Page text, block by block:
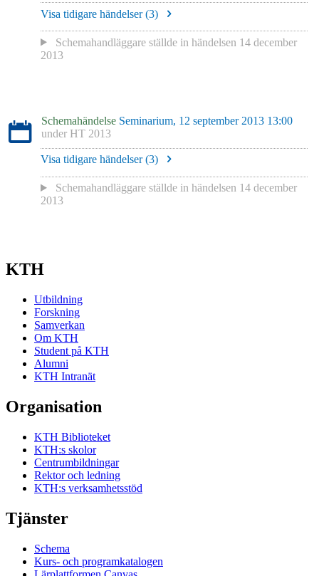
Visa tidigare händelser (3)
Schemahandläggare ställde in händelsen 14 december
2013
Schemahändelse Seminarium, 12 september 2013 13:00
under HT 2013
Visa tidigare händelser (3)
Schemahandläggare ställde in händelsen 14 december
2013
KTH
Utbildning
Forskning
Samverkan
Om KTH
Student på KTH
Alumni
KTH Intranät
Organisation
KTH Biblioteket
KTH:s skolor
Centrumbildningar
Rektor och ledning
KTH:s verksamhetsstöd
Tjänster
Schema
Kurs- och programkatalogen